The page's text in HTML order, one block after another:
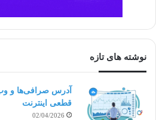
مشتری.
ایجاد و به روزرسانی
تخصص ها مورد نیاز
نوشته های تازه
آدرس صرافی‌ها و
قطعی اینترنت
02/04/2026